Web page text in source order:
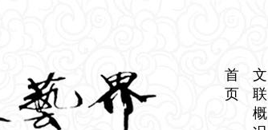
首
页
文
联
概